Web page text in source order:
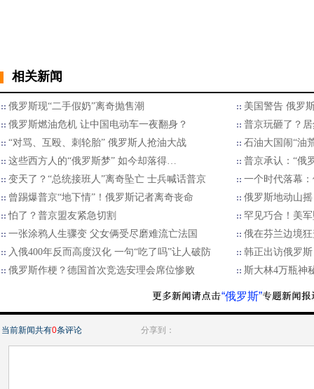
相关新闻
俄罗斯现“二手假奶”离奇抛售潮
美国警告 俄罗
俄罗斯燃油危机 让中国电动车一夜翻身？
普京玩砸了？
“对骂、互殴、刺轮胎” 俄罗斯人抢油大战
石油大国闹“油
这些西方人的“俄罗斯梦” 如今却落得…
普京承认：“俄
变天了？“总统接班人”离奇坠亡 士兵喊话普京
一个时代落幕
曾踢爆普京“地下情”！俄罗斯记者离奇丧命
俄罗斯地动山摇
怕了？普京盟友紧急切割
罕见巧合！美
一张涂鸦人生骤变 父女俩受尽磨难流亡法国
俄在芬兰边境
入俄400年反而高度汉化 一句“吃了吗”让人破防
韩正出访俄罗斯
俄罗斯作梗？德国首次竞选安理会席位惨败
斯大林4万瓶神
“俄罗斯”
当前新闻共有0条评论 分享到：